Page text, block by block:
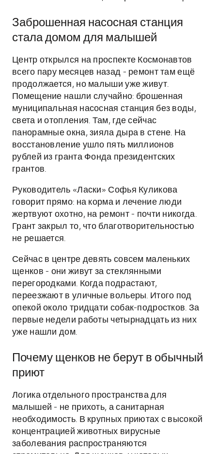
Заброшенная насосная станция
стала домом для малышей
Центр открылся на проспекте Космонавтов
всего пару месяцев назад - ремонт там ещё
продолжается, но малыши уже живут.
Помещение нашли случайно: брошенная
муниципальная насосная станция без воды,
света и отопления. Там, где сейчас
панорамные окна, зияла дыра в стене. На
восстановление ушло пять миллионов
рублей из гранта Фонда президентских
грантов.
Руководитель «Ласки» Софья Куликова
говорит прямо: на корма и лечение люди
жертвуют охотно, на ремонт - почти никогда.
Грант закрыл то, что благотворительностью
не решается.
Сейчас в центре девять совсем маленьких
щенков - они живут за стеклянными
перегородками. Когда подрастают,
переезжают в уличные вольеры. Итого под
опекой около тридцати собак-подростков. За
первые недели работы четырнадцать из них
уже нашли дом.
Почему щенков не берут в обычный
приют
Логика отдельного пространства для
малышей - не прихоть, а санитарная
необходимость. В крупных приютах с высокой
концентрацией животных вирусные
заболевания распространяются